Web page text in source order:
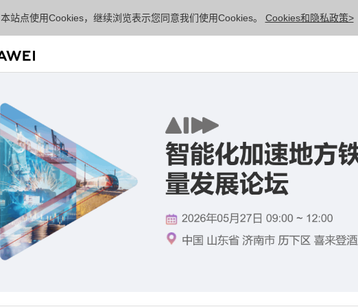
本站点使用Cookies，继续浏览表示您同意我们使用Cookies。 Cookies和隐私政策>